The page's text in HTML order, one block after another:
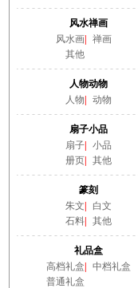
风水禅画
风水画|
禅画
其他
人物动物
人物
动物
扇子小品
扇子|
小品
册页| 其他
篆刻
朱文
白文
石料| 其他
礼品盒
高档礼盒
中档礼盒
普通礼盒